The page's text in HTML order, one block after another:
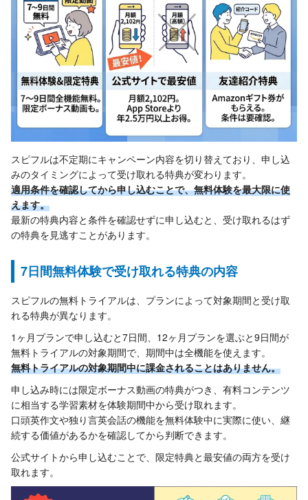
スピフルは不定期にキャンペーン内容を切り替えており、申し込
みのタイミングによって受け取れる特典が変わります。
適用条件を確認してから申し込むことで、無料体験を最大限に使
えます。
最新の特典内容と条件を確認せずに申し込むと、受け取れるはず
の特典を見逃すことがあります。
7日間無料体験で受け取れる特典の内容
スピフルの無料トライアルは、プランによって対象期間と受け取
れる特典が異なります。
1ヶ月プランで申し込むと7日間、12ヶ月プランを選ぶと9日間が
無料トライアルの対象期間で、期間中は全機能を使えます。
無料トライアルの対象期間中に課金されることはありません。
申し込み時には限定ボーナス動画の特典がつき、有料コンテンツ
に相当する学習素材を体験期間中から受け取れます。
口頭英作文や独り言英会話の機能を無料体験中に実際に使い、継
続する価値があるかを確認してから判断できます。
公式サイトから申し込むことで、限定特典と最安値の両方を受け
取れます。